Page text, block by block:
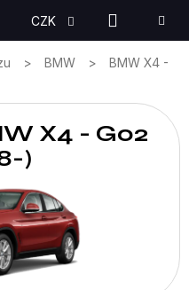
CZK
KOŠÍK
BMW
BMW X4 -
X4 - G02
)